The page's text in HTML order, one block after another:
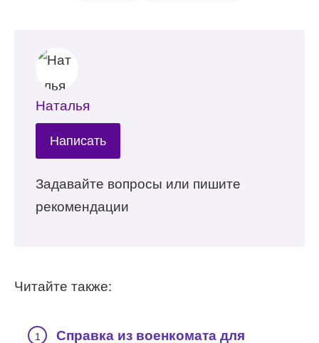
Наталья
Написать
Задавайте вопросы или пишите
рекомендации
Читайте также:
Справка из военкомата для